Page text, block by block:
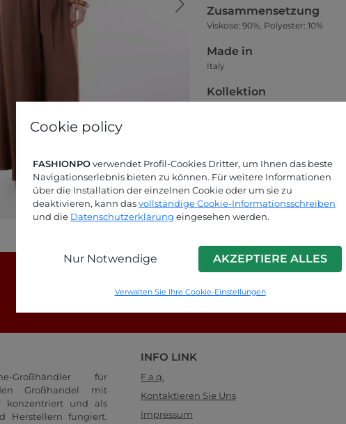
Cookie policy
FASHIONPOverwendet Profil-Cookies Dritter, um Ihnen das beste
Navigationserlebnis bieten zu können. Für weitere Informationen
über die Installation der einzelnen Cookie oder um sie zu
deaktivieren, kann dasvollständige Cookie-Informationsschreiben
und die Datenschutzerklärung eingesehen werden.
Nur Notwendige AKZEPTIERE ALLES
Verwalten Sie Ihre Cookie-Einstellungen
Zusammensetzung
Viskose: 90%, Polyester: 10%
Made in
Italy
Kollektion
Großhändler für
Großhandel mit
konzentriert und als
Herstellern fungiert.
INFO LINK
F.a.q.
Kontaktieren Sie Uns
Impressum